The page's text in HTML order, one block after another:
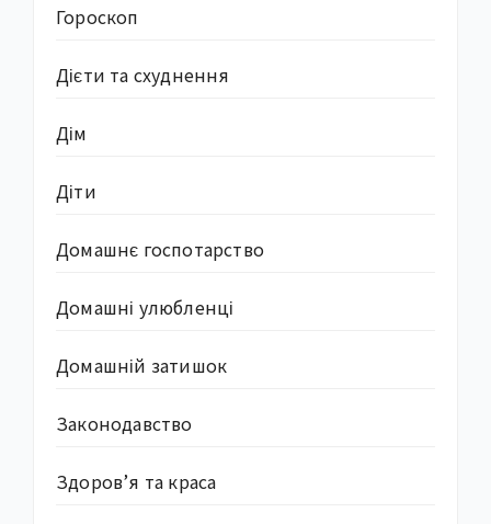
Гороскоп
Дієти та схуднення
Дім
Діти
Домашнє госпотарство
Домашні улюбленці
Домашній затишок
Законодавство
Здоров’я та краса